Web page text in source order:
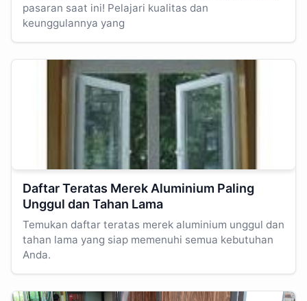
pasaran saat ini! Pelajari kualitas dan
keunggulannya yang
Daftar Teratas Merek Aluminium Paling
Unggul dan Tahan Lama
Temukan daftar teratas merek aluminium unggul dan
tahan lama yang siap memenuhi semua kebutuhan
Anda.